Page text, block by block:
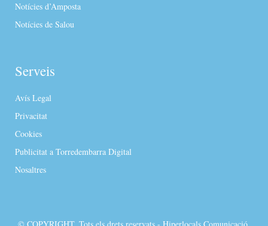
Notícies d’Amposta
Notícies de Salou
Serveis
Avís Legal
Privacitat
Cookies
Publicitat a Torredembarra Digital
Nosaltres